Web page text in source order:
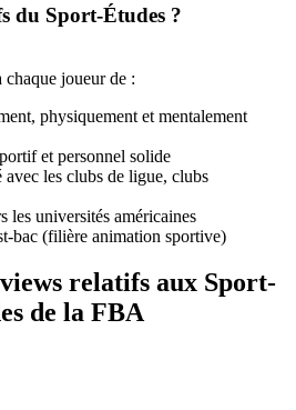
du Sport-Études ?
chaque joueur de :
physiquement et mentalement
et personnel solide
les clubs de ligue, clubs
les universités américaines
bac (filière animation sportive)
relatifs aux Sport-
de la FBA